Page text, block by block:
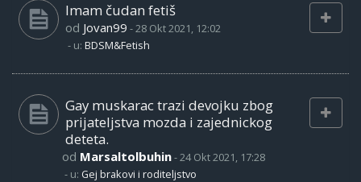
Imam čudan fetiš
od Jovan99 -28 Okt 2021, 12:02
- u: BDSM&Fetish
Gay muskarac trazi devojku zbog
prijateljstva mozda i zajednickog
deteta.
od Marsaltolbuhin-24 Okt 2021, 17:28
- u: Gej brakovi i roditeljstvo